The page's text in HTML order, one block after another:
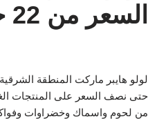
السعر من 22 حتى 28 يونيو
لولو هايبر ماركت المنطقة
حتى نصف السعر على المنتجات
من لحوم واسماك وخضراوات